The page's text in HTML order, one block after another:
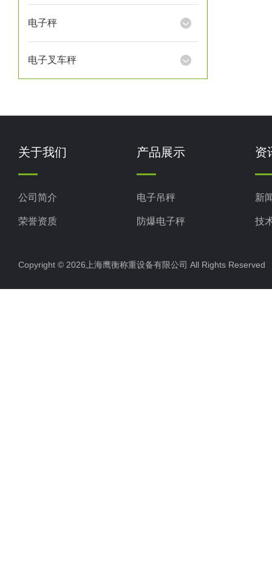
电子秤
电子叉车秤
关于我们
公司简介
荣誉资质
产品展示
电子吊秤
防爆电子秤
电子汽车衡
电子天平
资
新
技
Copyright © 2026上海鹰衡称重设备有限公司 All Rights